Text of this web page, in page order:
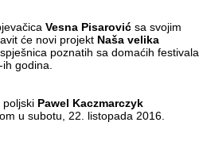
Vesna Pisarović sa svojim
će novi projekt Naša velika
poznatih sa domaćih festivala
godina.
poljski Pawel Kaczmarczyk
u subotu, 22. listopada 2016.